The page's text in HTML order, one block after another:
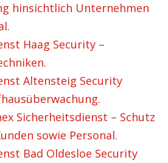
hinsichtlich Unternehmen
Haag Security –
Altensteig Security
Sicherheitsdienst – Schutz
sowie Personal.
Bad Oldesloe Security